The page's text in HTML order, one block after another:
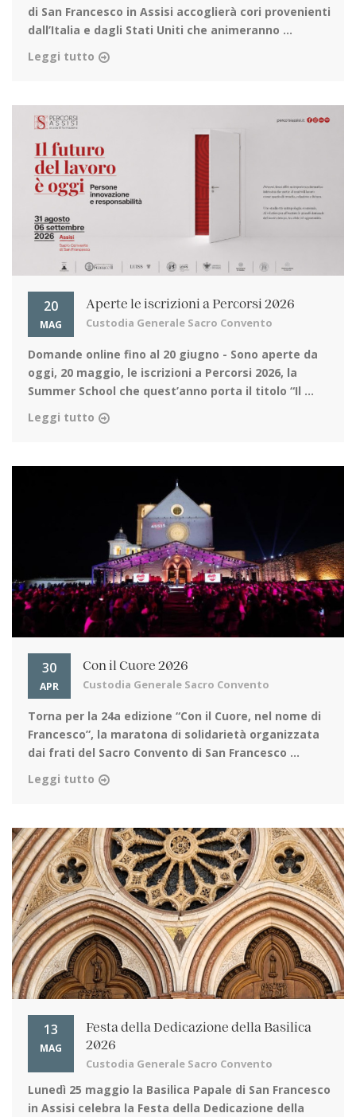
di San Francesco in Assisi accoglierà cori provenienti
dall’Italia e dagli Stati Uniti che animeranno ...
Leggi tutto
20
MAG
Aperte le iscrizioni a Percorsi 2026
Custodia Generale Sacro Convento
Domande online fino al 20 giugno - Sono aperte da
oggi, 20 maggio, le iscrizioni a Percorsi 2026, la
Summer School che quest’anno porta il titolo “Il ...
Leggi tutto
30
APR
Con il Cuore 2026
Custodia Generale Sacro Convento
Torna per la 24a edizione “Con il Cuore, nel nome di
Francesco”, la maratona di solidarietà organizzata
dai frati del Sacro Convento di San Francesco ...
Leggi tutto
13
MAG
Festa della Dedicazione della Basilica
2026
Custodia Generale Sacro Convento
Lunedì 25 maggio la Basilica Papale di San Francesco
in Assisi celebra la Festa della Dedicazione della